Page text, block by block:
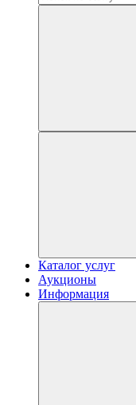
Каталог услуг
Аукционы
Информация